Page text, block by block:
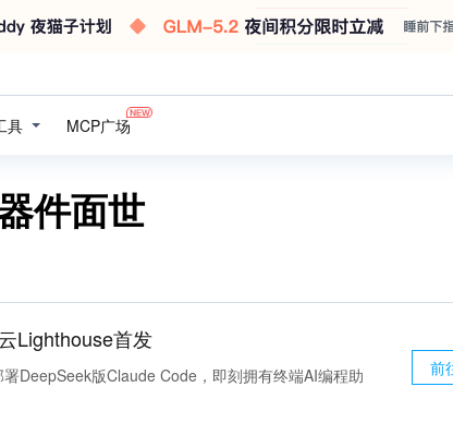
具 MCP广场
件面世
Lighthouse首发
署DeepSeek版Claude Code，即刻拥有终端AI编程助
前